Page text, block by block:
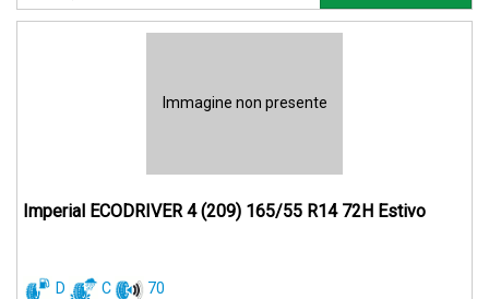
Immagine non presente
Imperial ECODRIVER 4 (209) 165/55 R14 72H Estivo
D C 70